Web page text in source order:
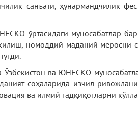
санъати, ҳунармандчилик
ўртасидаги муносабатлар
номоддий маданий
ва ЮНЕСКО
соҳаларида изчил
ва илмий тадқиқотларни